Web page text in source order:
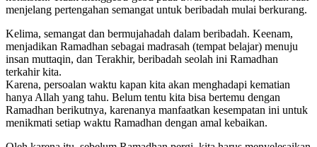
menjelang pertengahan semangat untuk beribadah mulai berkurang.
Kelima, semangat dan bermujahadah dalam beribadah. Keenam,
menjadikan Ramadhan sebagai madrasah (tempat belajar) menuju
insan muttaqin, dan Terakhir, beribadah seolah ini Ramadhan
terkahir kita.
Karena, persoalan waktu kapan kita akan menghadapi kematian
hanya Allah yang tahu. Belum tentu kita bisa bertemu dengan
Ramadhan berikutnya, karenanya manfaatkan kesempatan ini untuk
menikmati setiap waktu Ramadhan dengan amal kebaikan.